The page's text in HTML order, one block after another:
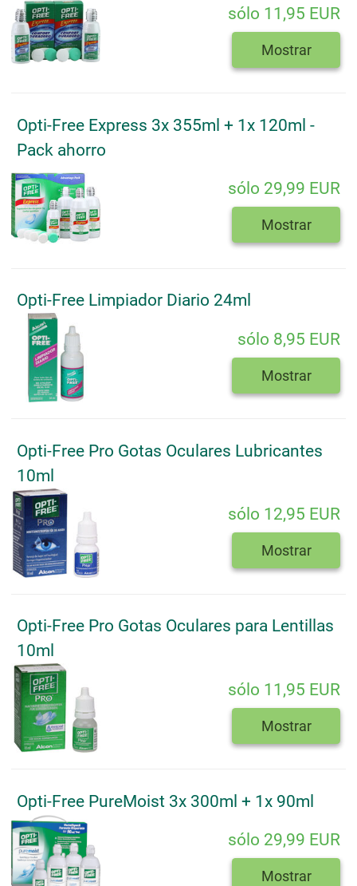
sólo 11,95 EUR
Mostrar
Opti-Free Express 3x 355ml + 1x 120ml -
Pack ahorro
sólo 29,99 EUR
Mostrar
Opti-Free Limpiador Diario 24ml
sólo 8,95 EUR
Mostrar
Opti-Free Pro Gotas Oculares Lubricantes
10ml
sólo 12,95 EUR
Mostrar
Opti-Free Pro Gotas Oculares para Lentillas
10ml
sólo 11,95 EUR
Mostrar
Opti-Free PureMoist 3x 300ml + 1x 90ml
sólo 29,99 EUR
Mostrar